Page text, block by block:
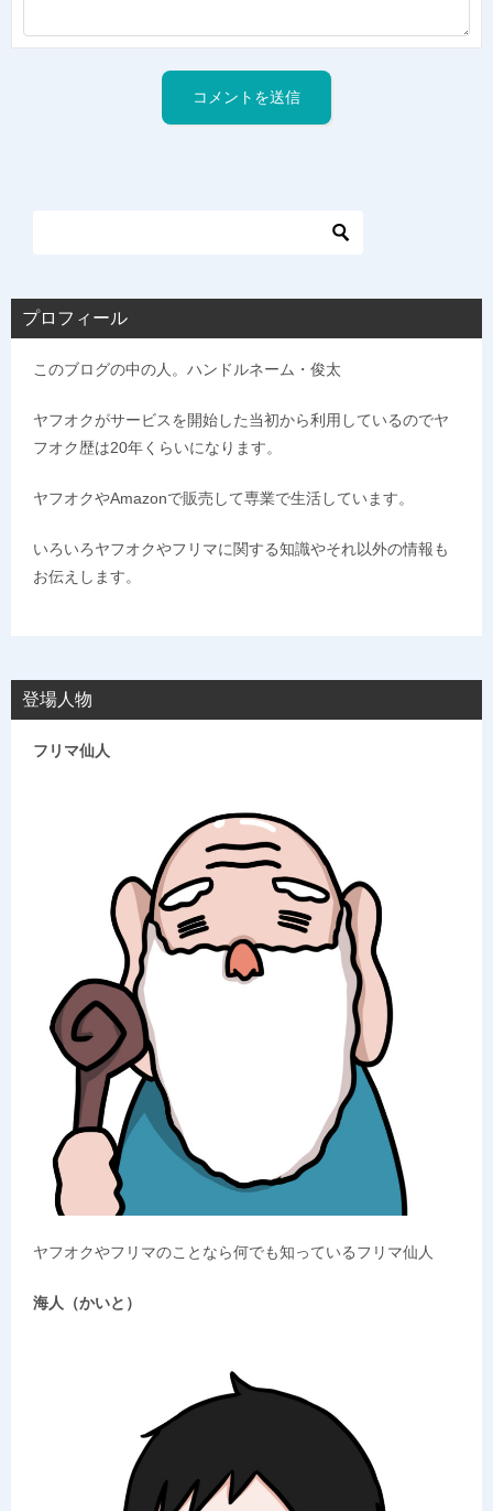
プロフィール
このブログの中の人。ハンドルネーム・俊太
ヤフオクがサービスを開始した当初から利用しているのでヤ
フオク歴は20年くらいになります。
ヤフオクやAmazonで販売して専業で生活しています。
いろいろヤフオクやフリマに関する知識やそれ以外の情報も
お伝えします。
登場人物
フリマ仙人
ヤフオクやフリマのことなら何でも知っているフリマ仙人
海人（かいと）